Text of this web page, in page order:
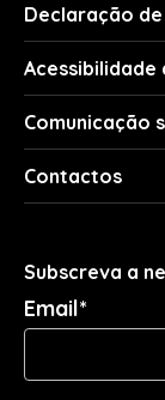
Declaração
Acessibilidade
Comunicação
Contactos
Subscreva a
Email*